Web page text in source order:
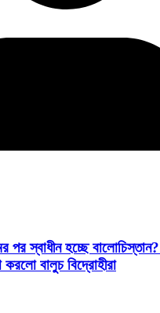
পর স্বাধীন হচ্ছে
করলো বালুচ বিদ্রোহীরা